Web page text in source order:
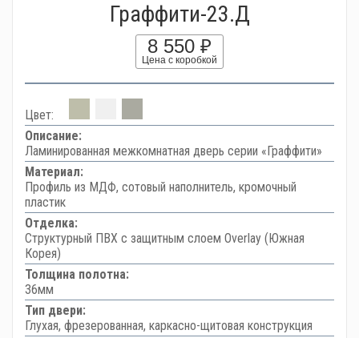
Граффити-23.Д
8 550 ₽
Цена с коробкой
Цвет:
Описание:
Ламинированная межкомнатная дверь серии «Граффити»
Материал:
Профиль из МДФ, сотовый наполнитель, кромочный
пластик
Отделка:
Структурный ПВХ с защитным слоем Overlay (Южная
Корея)
Толщина полотна:
36мм
Тип двери:
Глухая, фрезерованная, каркасно-щитовая конструкция